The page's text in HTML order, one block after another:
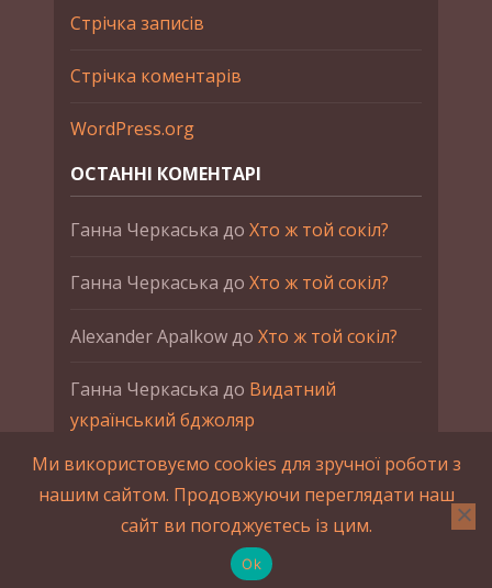
Стрічка записів
Стрічка коментарів
WordPress.org
ОСТАННІ КОМЕНТАРІ
Ганна Черкаська до Хто ж той сокіл?
Ганна Черкаська до Хто ж той сокіл?
Alexander Apalkowдо Хто ж той сокіл?
Ганна Черкаська до Видатний
український бджоляр
Ганна ЧеркаськадоПетро Франко
2015-2023 © UAHistory Всі права застережено.
При використанні матеріалів сайта обов'язкове
зворотнє посилання.
Ми використовуємо cookies для зручної роботи з
нашим сайтом. Продовжуючи переглядати наш
сайт ви погоджуєтесь із цим.
Ok